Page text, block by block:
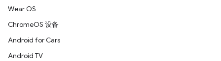
Wear OS
ChromeOS 设备
Android for Cars
Android TV